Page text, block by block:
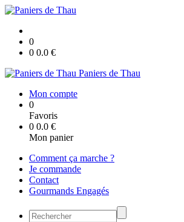
0
0 0.0 €
Paniers de Thau
Mon compte
0
Favoris
0 0.0 €
Mon panier
Comment ça marche ?
Je commande
Contact
Gourmands Engagés